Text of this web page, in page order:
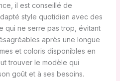
il est conseillé de
style quotidien avec des
qui ne serre pas trop, évitant
après une longue
et coloris disponibles en
trouver le modèle qui
goût et à ses besoins.